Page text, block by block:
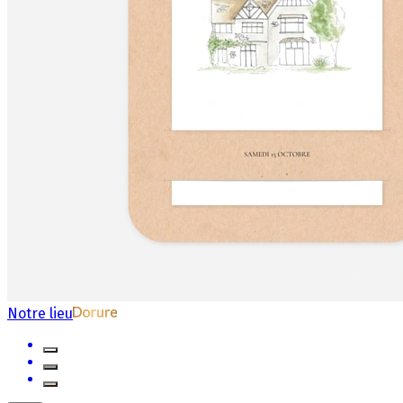
Notre lieu